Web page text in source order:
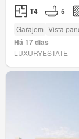
T4 5
Garajem Vista
Há 17 dias
LUXURYESTATE